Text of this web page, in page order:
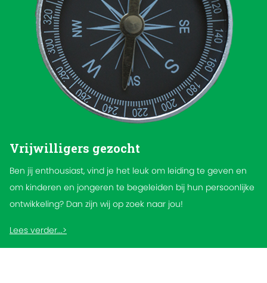
Vrijwilligers gezocht
Ben jij enthousiast, vind je het leuk om leiding te geven en
om kinderen en jongeren te begeleiden bij hun persoonlijke
ontwikkeling? Dan zijn wij op zoek naar jou!
Lees verder...>